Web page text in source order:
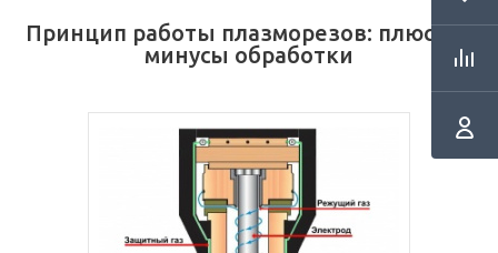
Принцип работы плазморезов: плюсы и
минусы обработки